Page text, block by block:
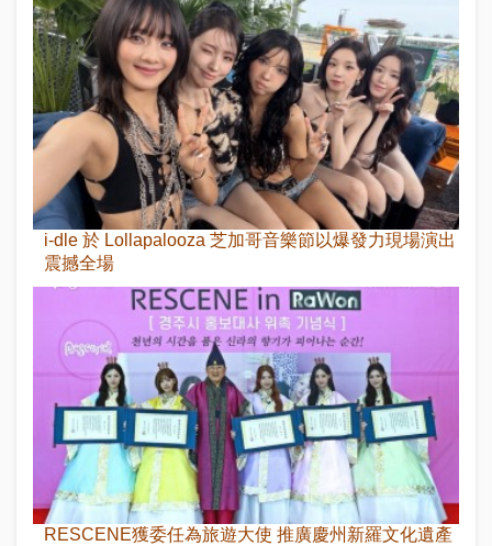
i-dle 於 Lollapalooza 芝加哥音樂節以爆發力現場演出
震撼全場
RESCENE獲委任為旅遊大使 推廣慶州新羅文化遺產